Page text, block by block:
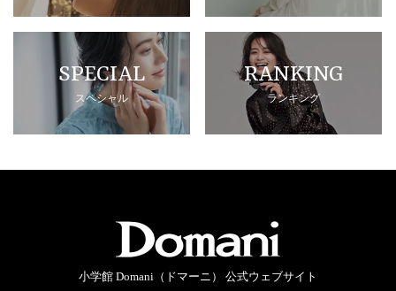
SPECIAL
スペシャル
RANKING
ランキング
小学館 Domani（ドマーニ） 公式ウェブサイト